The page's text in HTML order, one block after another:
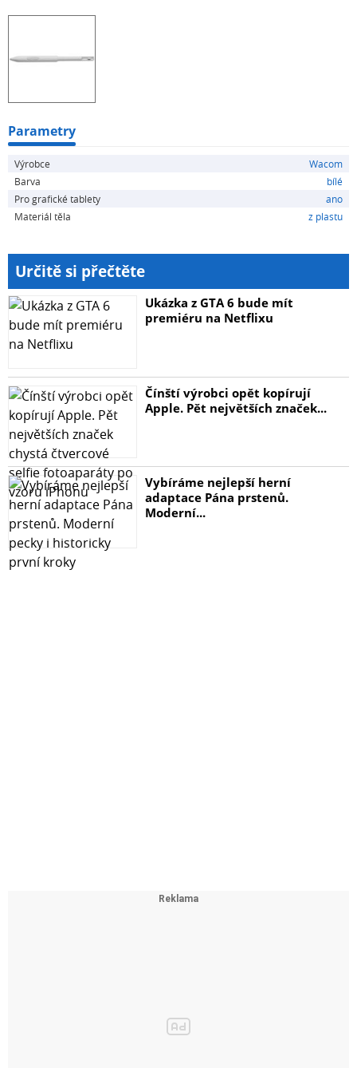
Parametry
Výrobce
Wacom
Barva
bílé
Pro grafické tablety
ano
Materiál těla
z plastu
Určitě si přečtěte
Ukázka z GTA 6 bude mít
premiéru na Netflixu
Čínští výrobci opět kopírují
Apple. Pět největších značek...
Vybíráme nejlepší herní
adaptace Pána prstenů.
Moderní...